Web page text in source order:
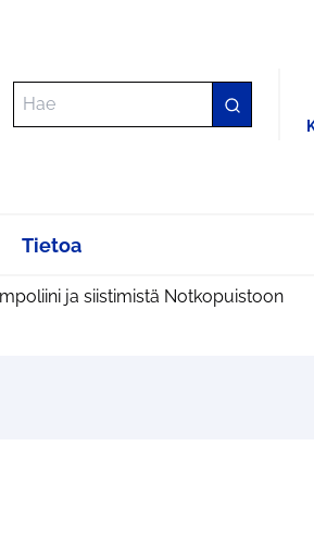
Tietoa
ja siistimistä Notkopuistoon